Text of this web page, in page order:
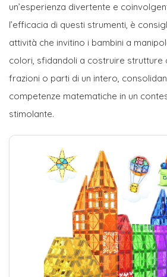
un’esperienza divertente e
l’efficacia di questi strumenti, è
attività che invitino i bambini a
colori, sfidandoli a costruire strutture
frazioni o parti di un intero,
competenze matematiche in un
stimolante.